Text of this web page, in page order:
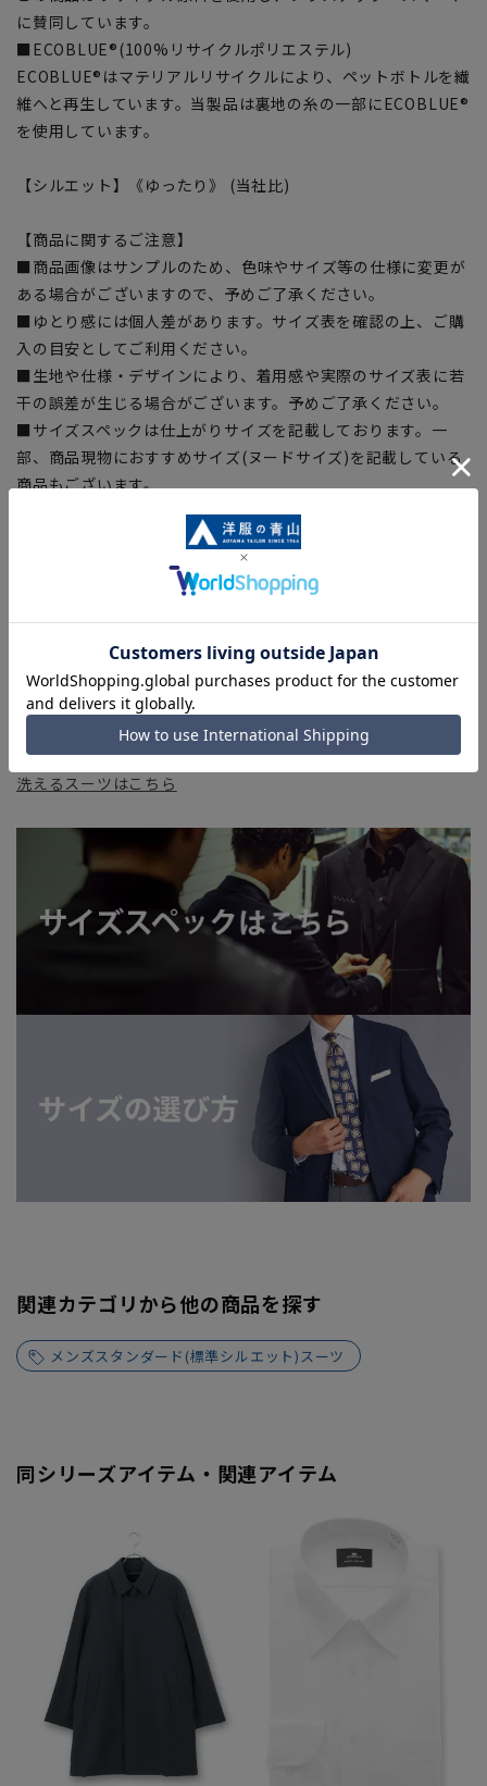
に賛同しています。
■ECOBLUE®(100%リサイクルポリエステル)
ECOBLUE®はマテリアルリサイクルにより、ペットボトルを繊
維へと再生しています。当製品は裏地の糸の一部にECOBLUE®
を使用しています。
【シルエット】《ゆったり》 (当社比)
【商品に関するご注意】
■商品画像はサンプルのため、色味やサイズ等の仕様に変更が
ある場合がございますので、予めご了承ください。
■ゆとり感には個人差があります。サイズ表を確認の上、ご購
入の目安としてご利用ください。
■生地や仕様・デザインにより、着用感や実際のサイズ表に若
干の誤差が生じる場合がございます。予めご了承ください。
■サイズスペックは仕上がりサイズを記載しております。一
部、商品現物におすすめサイズ(ヌードサイズ)を記載している
商品もございます。
■ブラウザやお使いのモニター環境、また撮影時の室内外の光
加減により、実際の商品と掲載画像の色味が異なる場合がござ
■店舗や各モールサイトと商品在庫を共有しております関係
上、ご注文いただいたタイミングにより欠品が発生し、ご注文
を完了できない場合がございます。予めご了承ください。
■お急ぎ発送のご注文につきましても、ご注文のタイミングに
よってはお急ぎ発送サービスを選択できない場合がございま
洗えるスーツはこちら
関連カテゴリから他の商品を探す
メンズスタンダード(標準シルエット)スーツ
同シリーズアイテム・関連アイテム